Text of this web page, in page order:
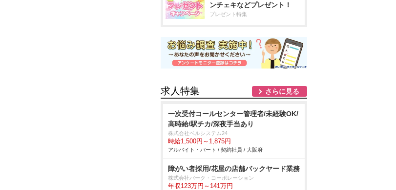
ンチェキなどプレゼント！
プレゼント特集
求人特集 さらに見る
一次受付コールセンター管理者/未経験OK/
高時給/駅チカ/深夜手当あり
株式会社ベルシステム24
時給1,500円～1,875円
アルバイト・パート / 契約社員 / 大阪府
障がい者採用/花屋の店舗バックヤード業務
株式会社パーク・コーポレーション
年収123万円～141万円